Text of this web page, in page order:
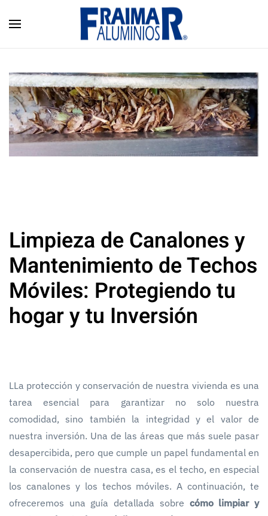
Skip to main content
Limpieza de Canalones y
Mantenimiento de Techos
Móviles: Protegiendo tu
hogar y tu Inversión
LLa protección y conservación de nuestra vivienda es una
tarea esencial para garantizar no solo nuestra
comodidad, sino también la integridad y el valor de
nuestra inversión. Una de las áreas que más suele pasar
desapercibida, pero que cumple un papel fundamental en
la conservación de nuestra casa, es el techo, en especial
los canalones y los techos móviles. A continuación, te
ofreceremos una guía detallada sobre cómo limpiar y